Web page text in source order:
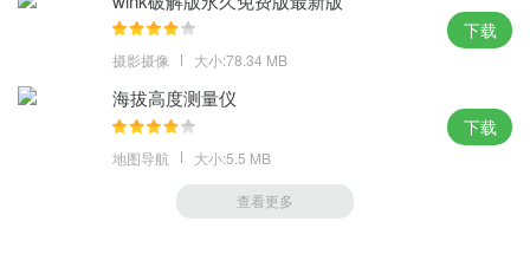
摄影摄像 大小:78.34 MB
下载
海拔高度测量仪
地图导航 大小:5.5 MB
下载
查看更多